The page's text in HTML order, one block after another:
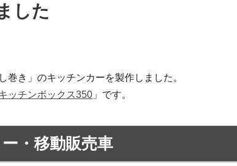
した
巻き」のキッチンカーを製作しました。
ッチンボックス350 」です。
・移動販売車